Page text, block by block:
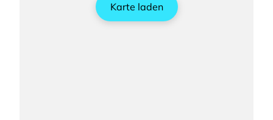
Karte laden